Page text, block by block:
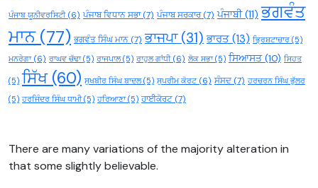
ਪੰਜਾਬ ਯੂਨੀਵਰਸਿਟੀ(6) ਪੰਜਾਬ ਵਿਧਾਨ ਸਭਾ(7) ਪੰਜਾਬ ਸਰਕਾਰ(7) ਪੰਜਾਬੀ(11) ਭਗਵੰਤ
ਮਾਨ(77) ਭਗਵੰਤ ਸਿੰਘ ਮਾਨ (7) ਭਾਜਪਾ(31) ਭਾਰਤ (13) ਭ੍ਰਿਸ਼ਟਾਚਾਰ (5)
ਮਨਰੇਗਾ(6) ਰਾਘਵ ਚੱਢਾ(5) ਰਾਜਪਾਲ(5) ਰਾਹੁਲ ਗਾਂਧੀ(6) ਲੋਕ ਸਭਾ(5) ਸਿਆਸਤ(10) ਸਿਹਤ
(5) ਸਿੱਖ(60) ਸੁਖਬੀਰ ਸਿੰਘ ਬਾਦਲ(5) ਸੁਪਰੀਮ ਕੋਰਟ(6) ਸੰਸਦ (7) ਹਰਚਰਨ ਸਿੰਘ ਭੁੱਲਰ
(5) ਹਰਜਿੰਦਰ ਸਿੰਘ ਧਾਮੀ(5) ਹਰਿਆਣਾ(5) ਹਾਈਕੋਰਟ (7)
There are many variations of the majority alteration in
that some slightly believable.